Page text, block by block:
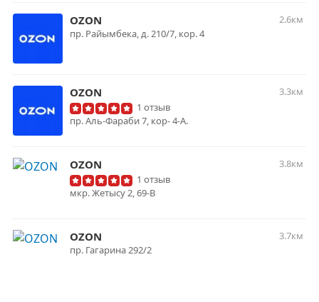
OZON
2.6км
пр. Райымбека, д. 210/7, кор. 4
OZON
3.3км
1 отзыв
пр. Аль-Фараби 7, кор- 4-А.
OZON
3.8км
1 отзыв
мкр. Жетысу 2, 69-В
OZON
3.7км
пр. Гагарина 292/2